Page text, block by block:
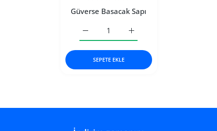
Güverse Basacak Sapı
Güverse Basacak Sapı
Güverse Basacak Sapı Default Title için
SEPETE EKLE